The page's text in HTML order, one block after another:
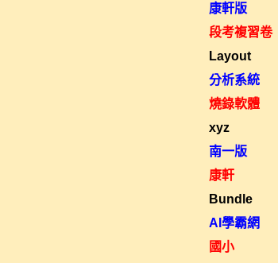
康軒版
段考複習卷
Layout
分析系統
燒錄軟體
xyz
南一版
康軒
Bundle
AI學霸網
國小